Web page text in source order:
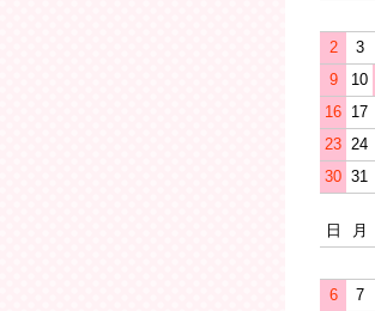
2
3
9
10
16 17
23 24
30 31
日
月
6
7